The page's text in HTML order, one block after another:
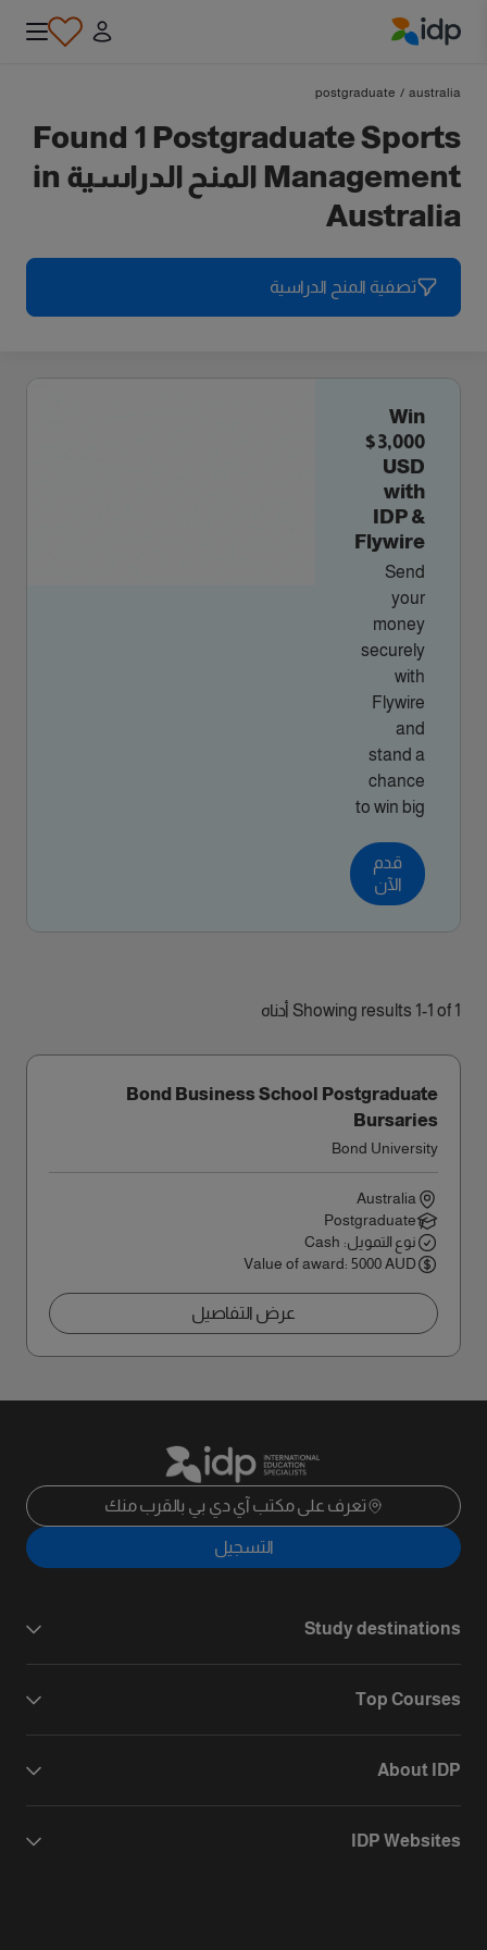
australia
/
postgraduate
Found 1 Postgraduate Sports
Management المنح الدراسية in
Australia
تصفية المنح الدراسية
Win
$3,000
USD
with
IDP &
Flywire
Send
your
money
securely
with
Flywire
and
stand a
chance
to win big
قدم
الآن
Showing results 1-1 of 1 أدناه
Bond Business School Postgraduate
Bursaries
Bond University
Australia
Postgraduate
نوع التمويل: Cash
Value of award: 5000 AUD
عرض التفاصيل
تعرف على مكتب آي دي بي بالقرب منك
التسجيل
Study destinations
Top Courses
About IDP
IDP Websites